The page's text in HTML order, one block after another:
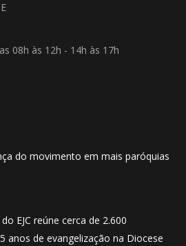
08h às 12h - 14h às 17h
do movimento em mais paróquias
EJC reúne cerca de 2.600
anos de evangelização na Diocese